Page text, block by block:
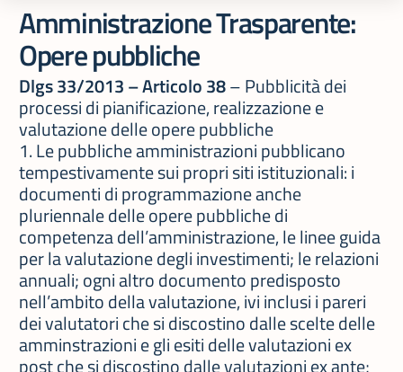
Amministrazione Trasparente:
Opere pubbliche
Dlgs 33/2013 – Articolo 38– Pubblicità dei
processi di pianificazione, realizzazione e
valutazione delle opere pubbliche
1. Le pubbliche amministrazioni pubblicano
tempestivamente sui propri siti istituzionali: i
documenti di programmazione anche
pluriennale delle opere pubbliche di
competenza dell’amministrazione, le linee guida
per la valutazione degli investimenti; le relazioni
annuali; ogni altro documento predisposto
nell’ambito della valutazione, ivi inclusi i pareri
dei valutatori che si discostino dalle scelte delle
amminstrazioni e gli esiti delle valutazioni ex
post che si discostino dalle valutazioni ex ante;